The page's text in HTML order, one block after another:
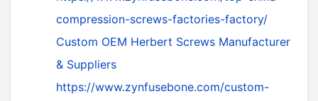
compression-screws-factories-factory/
Custom OEM Herbert Screws Manufacturer
& Suppliers
https://www.zynfusebone.com/custom-